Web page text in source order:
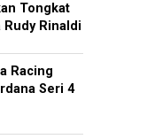
Tongkat
Rudy Rinaldi
Racing
Seri 4